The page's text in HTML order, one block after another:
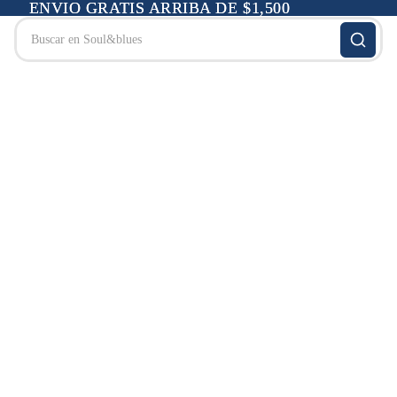
ENVIO GRATIS ARRIBA DE $1,500
ENVIO GRATIS ARRIBA DE $1,500